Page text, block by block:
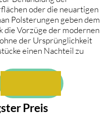
oder die neuartigen
Polsterungen geben dem
die Vorzüge der modernen
der Ursprünglichkeit
einen Nachteil zu
Preis